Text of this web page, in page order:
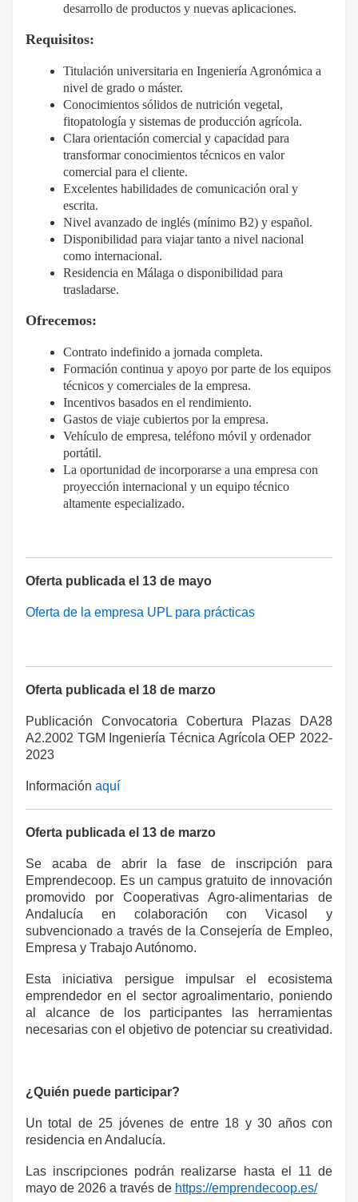
desarrollo de productos y nuevas aplicaciones.
Requisitos:
Titulación universitaria en Ingeniería Agronómica a
nivel de grado o máster.
Conocimientos sólidos de nutrición vegetal,
fitopatología y sistemas de producción agrícola.
Clara orientación comercial y capacidad para
transformar conocimientos técnicos en valor
comercial para el cliente.
Excelentes habilidades de comunicación oral y
escrita.
Nivel avanzado de inglés (mínimo B2) y español.
Disponibilidad para viajar tanto a nivel nacional
como internacional.
Residencia en Málaga o disponibilidad para
trasladarse.
Ofrecemos:
Contrato indefinido a jornada completa.
Formación continua y apoyo por parte de los equipos
técnicos y comerciales de la empresa.
Incentivos basados en el rendimiento.
Gastos de viaje cubiertos por la empresa.
Vehículo de empresa, teléfono móvil y ordenador
portátil.
La oportunidad de incorporarse a una empresa con
proyección internacional y un equipo técnico
altamente especializado.
Oferta publicada el 13 de mayo
Oferta de la empresa UPL para prácticas
Oferta publicada el 18 de marzo
Publicación Convocatoria Cobertura Plazas DA28
A2.2002 TGM Ingeniería Técnica Agrícola OEP 2022-
2023
Información aquí
Oferta publicada el 13 de marzo
Se acaba de abrir la fase de inscripción para
Emprendecoop. Es un campus gratuito de innovación
promovido por Cooperativas Agro-alimentarias de
Andalucía en colaboración con Vicasol y
subvencionado a través de la Consejería de Empleo,
Empresa y Trabajo Autónomo.
Esta iniciativa persigue impulsar el ecosistema
emprendedor en el sector agroalimentario, poniendo
al alcance de los participantes las herramientas
necesarias con el objetivo de potenciar su creatividad.
¿Quién puede participar?
Un total de 25 jóvenes de entre 18 y 30 años con
residencia en Andalucía.
Las inscripciones podrán realizarse hasta el 11 de
mayo de 2026 a través de https://emprendecoop.es/